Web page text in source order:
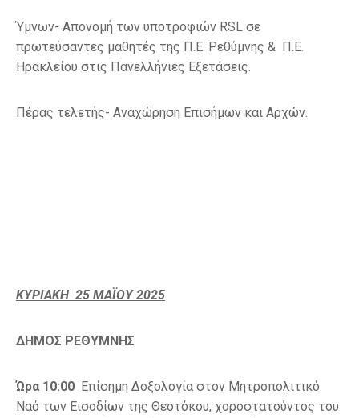
Ύμνων- Απονομή των υποτροφιών RSL σε
πρωτεύσαντες μαθητές της Π.Ε. Ρεθύμνης & Π.Ε.
Ηρακλείου στις Πανελλήνιες Εξετάσεις.
Πέρας τελετής- Αναχώρηση Επισήμων και Αρχών.
ΚΥΡΙΑΚΗ 25 ΜΑΪΟΥ 2025
ΔΗΜΟΣ ΡΕΘΥΜΝΗΣ
Ώρα 10:00 Επίσημη Δοξολογία στον Μητροπολιτικό
Ναό των Εισοδίων της Θεοτόκου, χοροστατούντος του